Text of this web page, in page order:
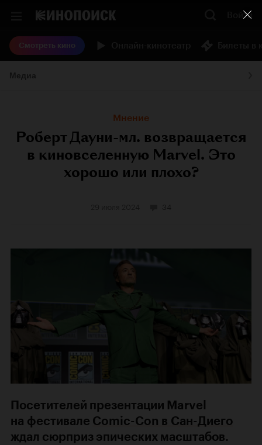
Войти
Смотреть кино
Мнение
Роберт Дауни-мл. возвращается
в киновселенную Marvel. Это
хорошо или плохо?
Посетителей презентации Marvel
на фестивале Comic-Con в Сан-Диего
ждал сюрприз эпических масштабов.